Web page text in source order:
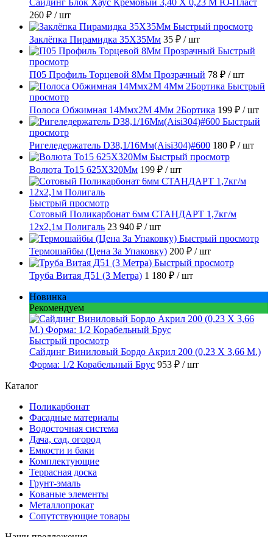
260 ₽ / шт
Быстрый просмотр
Заклёпка Пирамидка 35X35Мм 35 ₽ / шт
Быстрый
просмотр
П05 Профиль Торцевой 8Мм Прозрачный 78 ₽ / шт
Быстрый
просмотр
Полоса Обжимная 14Ммх2М 4Мм 2Бортика 199 ₽ / шт
Быстрый
просмотр
Ригеледержатель D38,1/16Мм(Aisi304)#600 180 ₽ / шт
Быстрый просмотр
Волюта То15 625X320Мм 199 ₽ / шт
Быстрый просмотр
Сотовый Поликарбонат 6мм СТАНДАРТ 1,7кг/м
12х2,1м Полигаль 23 940 ₽ / шт
Быстрый просмотр
Термошайбы (Цена За Упаковку) 200 ₽ / шт
Быстрый просмотр
Труба Витая Д51 (3 Метра) 1 180 ₽ / шт
Новинка
Рекомендуем
Быстрый просмотр
Сайдинг Виниловый Бордо Акрил 200 (0,23 Х 3,66 М.)
Форма: 1/2 Корабельный Брус 953 ₽ / шт
Каталог
Поликарбонат
Фасадные материалы
Водосточная система
Дача, сад, огород
Емкости и баки
Комплектующие
Террасная доска
Грунт-эмаль
Кованые элементы
Металлопрокат
Сопутствующие товары